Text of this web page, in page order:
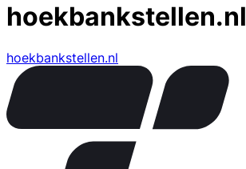
hoekbankstellen.nl
hoekbankstellen.nl